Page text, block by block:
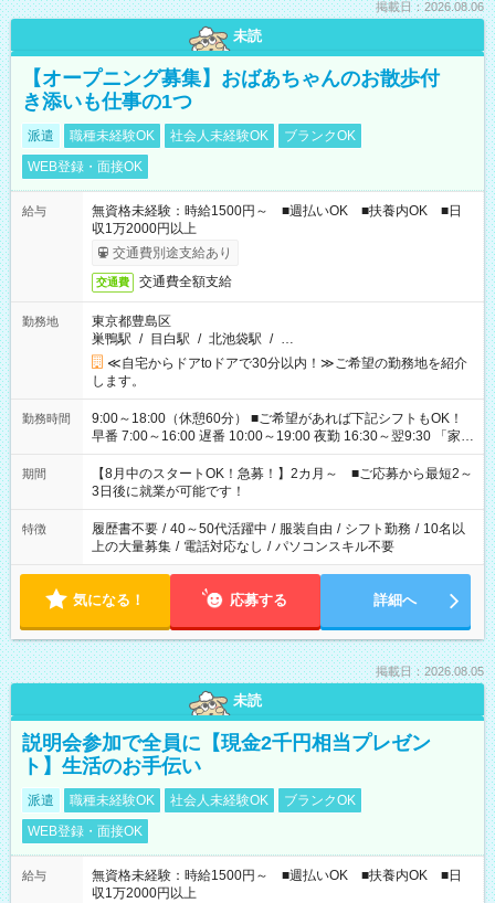
掲載日：2026.08.06
未読
【オープニング募集】おばあちゃんのお散歩付
き添いも仕事の1つ
派遣 職種未経験OK 社会人未経験OK
ブランクOK
WEB登録・面接OK
給与
無資格未経験：時給1500円～ ■週払いOK ■扶養内OK ■日
収1万2000円以上
交通費別途支給あり
交通費 交通費全額支給
勤務地
東京都豊島区
巣鴨駅 / 目白駅 / 北池袋駅 / …
≪自宅からドアtoドアで30分以内！≫ご希望の勤務地を紹介
します。
勤務時間
9:00～18:00（休憩60分） ■ご希望があれば下記シフトもOK！
早番 7:00～16:00 遅番 10:00～19:00 夜勤 16:30～翌9:30 「家族
と休みを合わせたい」 「余裕を持って夕飯の準備がしたい」
「できれば残業はしたくない」 など、ご希望を教えてください
ね。 ※Wワーク希望の方へ 今ご覧のお仕事で希望する勤務時間
と、もう1つのお仕事の勤務時間。 合計で週40時間を超える場
合は応募できません。
期間
【8月中のスタートOK！急募！】2カ月～ ■ご応募から最短2～
3日後に就業が可能です！
特徴 履歴書不要 / 40～50代活躍中 / 服装自由 / シフト勤務 / 10名以
上の大量募集 / 電話対応なし / パソコンスキル不要
気になる！ 応募する 詳細へ
掲載日：2026.08.05
未読
説明会参加で全員に【現金2千円相当プレゼン
ト】生活のお手伝い
派遣 職種未経験OK 社会人未経験OK
ブランクOK
WEB登録・面接OK
給与
無資格未経験：時給1500円～ ■週払いOK ■扶養内OK ■日
収1万2000円以上